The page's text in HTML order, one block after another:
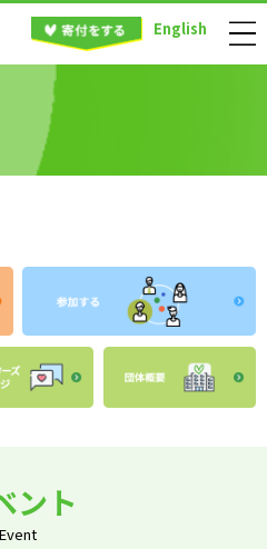
English
ント
Event